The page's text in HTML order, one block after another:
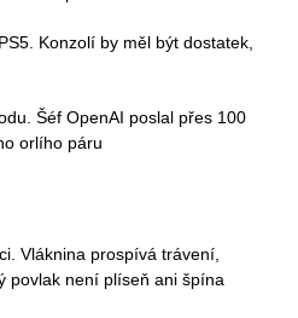
Konzolí by měl být dostatek,
Šéf OpenAI poslal přes 100
orlího páru
Vláknina prospívá trávení,
povlak není plíseň ani špína